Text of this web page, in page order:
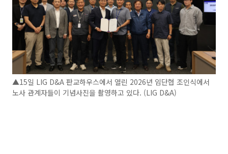
▲15일 LIG D&A 판교하우스에서 열린 2026년 임단협 조인식에서
노사 관계자들이 기념사진을 촬영하고 있다. (LIG D&A)